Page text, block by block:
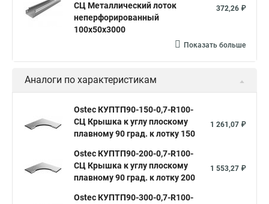
СЦ Металлический лоток
неперфорированный
100х50х3000
372,26 ₽
Показать больше
Аналоги по характеристикам
Ostec КУПТП90-150-0,7-R100-
СЦ Крышка к углу плоскому
плавному 90 град. к лотку 150
1 261,07 ₽
Ostec КУПТП90-200-0,7-R100-
СЦ Крышка к углу плоскому
плавному 90 град. к лотку 200
1 553,27 ₽
Ostec КУПТП90-300-0,7-R100-